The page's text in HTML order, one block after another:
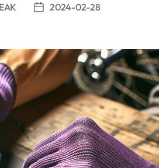
Beitragsdatum
2024-02-28